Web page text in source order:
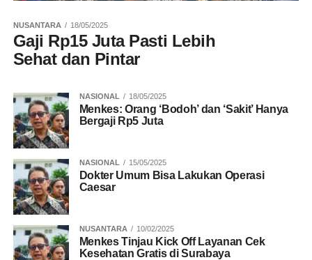
NUSANTARA 18/05/2025
Gaji Rp15 Juta Pasti Lebih
Sehat dan Pintar
NASIONAL 18/05/2025
Menkes: Orang ‘Bodoh’ dan ‘Sakit’ Hanya
Bergaji Rp5 Juta
NASIONAL 15/05/2025
Dokter Umum Bisa Lakukan Operasi
Caesar
NUSANTARA 10/02/2025
Menkes Tinjau Kick Off Layanan Cek
Kesehatan Gratis di Surabaya